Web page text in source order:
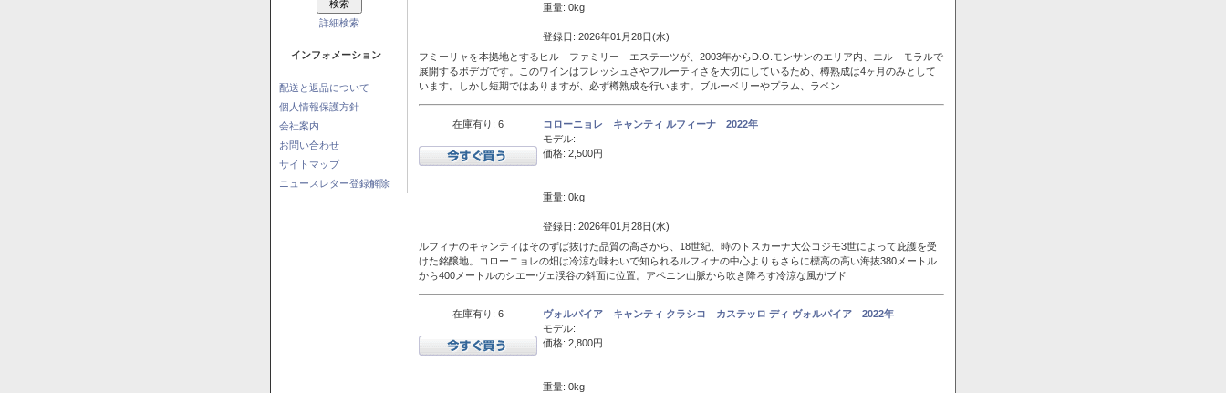
詳細検索
インフォメーション
配送と返品について
個人情報保護方針
会社案内
お問い合わせ
サイトマップ
ニュースレター登録解除
重量: 0kg
登録日: 2026年01月28日(水)
フミーリャを本拠地とするヒル ファミリー エステーツが、2003年からD.O.モンサンのエリア内、エル モラルで
展開するボデガです。このワインはフレッシュさやフルーティさを大切にしているため、樽熟成は4ヶ月のみとして
います。しかし短期ではありますが、必ず樽熟成を行います。ブルーベリーやプラム、ラベン
在庫有り: 6
コローニョレ キャンティ ルフィーナ 2022年
モデル:
価格: 2,500円
重量: 0kg
登録日: 2026年01月28日(水)
ルフィナのキャンティはそのずば抜けた品質の高さから、18世紀、時のトスカーナ大公コジモ3世によって庇護を受
けた銘醸地。コローニョレの畑は冷涼な味わいで知られるルフィナの中心よりもさらに標高の高い海抜380メートル
から400メートルのシエーヴェ渓谷の斜面に位置。アペニン山脈から吹き降ろす冷涼な風がブド
在庫有り: 6
ヴォルパイア キャンティ クラシコ カステッロ ディ ヴォルパイア 2022年
モデル:
価格: 2,800円
重量: 0kg